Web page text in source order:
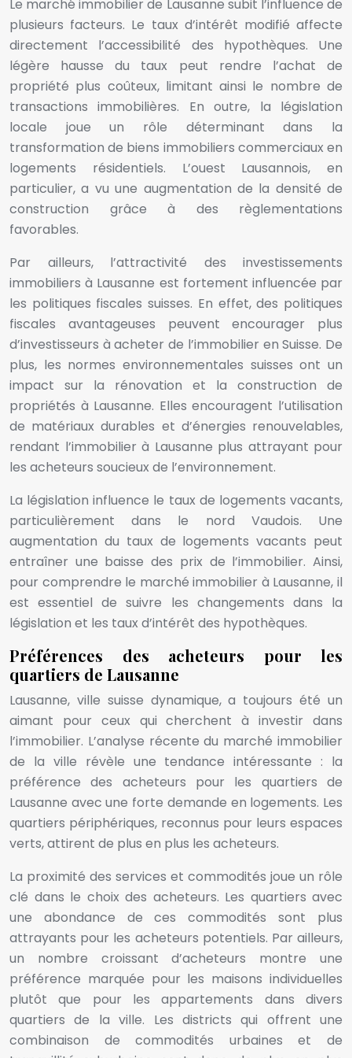
Le marché immobilier de Lausanne subit l’influence de
plusieurs facteurs. Le taux d’intérêt modifié affecte
directement l’accessibilité des hypothèques. Une
légère hausse du taux peut rendre l’achat de
propriété plus coûteux, limitant ainsi le nombre de
transactions immobilières. En outre, la législation
locale joue un rôle déterminant dans la
transformation de biens immobiliers commerciaux en
logements résidentiels. L’ouest Lausannois, en
particulier, a vu une augmentation de la densité de
construction grâce à des règlementations
favorables.
Par ailleurs, l’attractivité des investissements
immobiliers à Lausanne est fortement influencée par
les politiques fiscales suisses. En effet, des politiques
fiscales avantageuses peuvent encourager plus
d’investisseurs à acheter de l’immobilier en Suisse. De
plus, les normes environnementales suisses ont un
impact sur la rénovation et la construction de
propriétés à Lausanne. Elles encouragent l’utilisation
de matériaux durables et d’énergies renouvelables,
rendant l’immobilier à Lausanne plus attrayant pour
les acheteurs soucieux de l’environnement.
La législation influence le taux de logements vacants,
particulièrement dans le nord Vaudois. Une
augmentation du taux de logements vacants peut
entraîner une baisse des prix de l’immobilier. Ainsi,
pour comprendre le marché immobilier à Lausanne, il
est essentiel de suivre les changements dans la
législation et les taux d’intérêt des hypothèques.
Préférences des acheteurs pour les
quartiers de Lausanne
Lausanne, ville suisse dynamique, a toujours été un
aimant pour ceux qui cherchent à investir dans
l’immobilier. L’analyse récente du marché immobilier
de la ville révèle une tendance intéressante : la
préférence des acheteurs pour les quartiers de
Lausanne avec une forte demande en logements. Les
quartiers périphériques, reconnus pour leurs espaces
verts, attirent de plus en plus les acheteurs.
La proximité des services et commodités joue un rôle
clé dans le choix des acheteurs. Les quartiers avec
une abondance de ces commodités sont plus
attrayants pour les acheteurs potentiels. Par ailleurs,
un nombre croissant d’acheteurs montre une
préférence marquée pour les maisons individuelles
plutôt que pour les appartements dans divers
quartiers de la ville. Les districts qui offrent une
combinaison de commodités urbaines et de